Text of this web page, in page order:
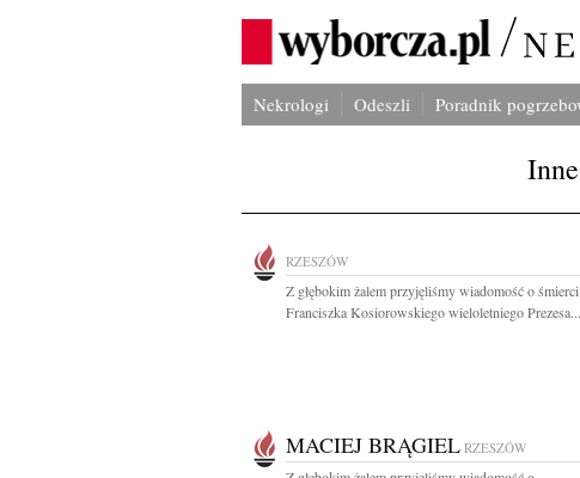
Nekrologi Odeszli Poradnik
RZESZÓW
Z głębokim żalem przyjęliśmy wiadomość o śmierci
Franciszka Kosiorowskiego wieloletniego Prezesa...
MACIEJ BRĄGIEL RZESZÓW